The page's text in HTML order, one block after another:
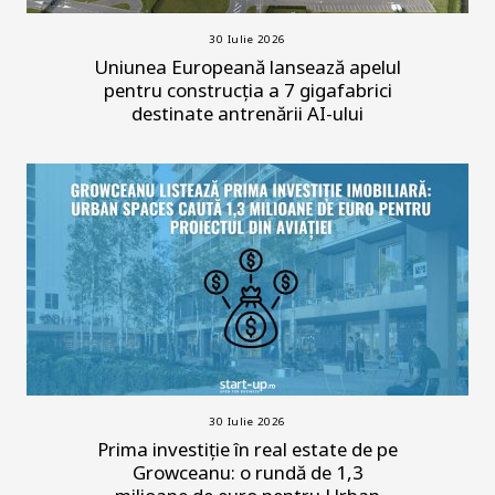
30 Iulie 2026
Uniunea Europeană lansează apelul
pentru construcția a 7 gigafabrici
destinate antrenării AI-ului
30 Iulie 2026
Prima investiție în real estate de pe
Growceanu: o rundă de 1,3